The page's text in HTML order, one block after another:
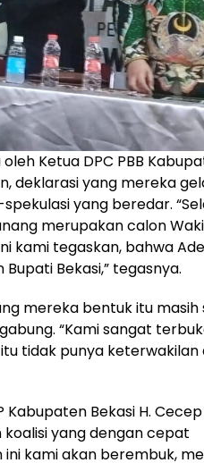
Ketua DPC PBB
deklarasi yang mereka
yang beredar.
merupakan calon
kami tegaskan, bahwa Ade
Bekasi,” tegasnya.
mereka bentuk itu masih
“Kami sangat
tidak punya keterwakilan
Kabupaten Bekasi H.
yang dengan cepat
ini kami akan berembuk,